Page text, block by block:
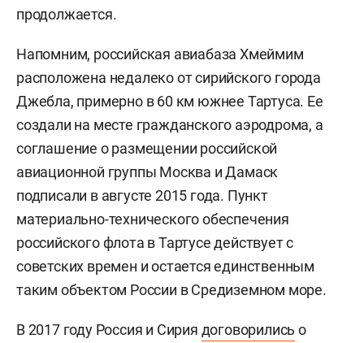
продолжается.
Напомним, российская авиабаза Хмеймим
расположена недалеко от сирийского города
Джебла, примерно в 60 км южнее Тартуса. Ее
создали на месте гражданского аэродрома, а
соглашение о размещении российской
авиационной группы Москва и Дамаск
подписали в августе 2015 года. Пункт
материально-технического обеспечения
российского флота в Тартусе действует с
советских времен и остается единственным
таким объектом России в Средиземном море.
В 2017 году Россия и Сирия договорились о